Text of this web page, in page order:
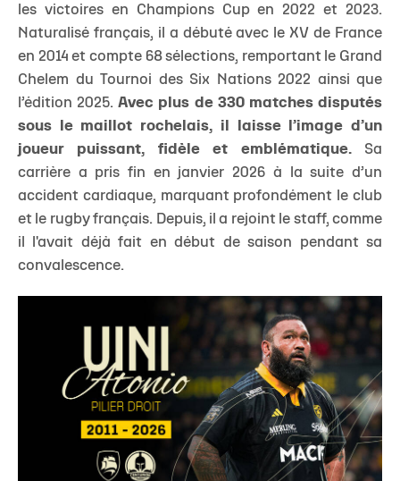
les victoires en Champions Cup en 2022 et 2023.
Naturalisé français, il a débuté avec le XV de France
en 2014 et compte 68 sélections, remportant le Grand
Chelem du Tournoi des Six Nations 2022 ainsi que
l’édition 2025.Avec plus de 330 matches disputés
sous le maillot rochelais, il laisse l’image d’un
joueur puissant, fidèle et emblématique.Sa
carrière a pris fin en janvier 2026 à la suite d’un
accident cardiaque, marquant profondément le club
et le rugby français. Depuis, il a rejoint le staff, comme
il l'avait déjà fait en début de saison pendant sa
convalescence.